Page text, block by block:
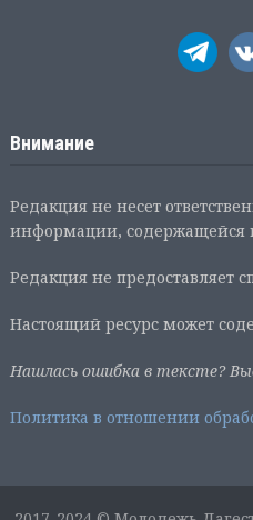
Внимание
Редакция не несет
информации, содержащейся
Редакция не предоставляет
Настоящий ресурс может
Нашлась ошибка в тексте?
Политика в отношении